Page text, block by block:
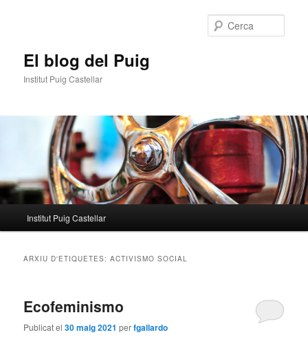
El blog del Puig
Institut Puig Castellar
principal
Institut Puig Castellar
ARXIU D'ETIQUETES:ACTIVISMO SOCIAL
Ecofeminismo
Publicat el30 maig 2021 perfgallardo